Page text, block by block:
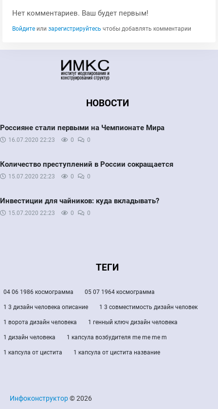
Нет комментариев. Ваш будет первым!
Войдите или зарегистрируйтесь чтобы добавлять комментарии
НОВОСТИ
Россияне стали первыми на Чемпионате Мира
16.07.2020 22:23 0 0
Количество преступлений в России сокращается
15.07.2020 22:23 0 0
Инвестиции для чайников: куда вкладывать?
15.07.2020 22:23 0 0
ТЕГИ
04 06 1986 космограмма 05 07 1964 космограмма
1 3 дизайн человека описание 1 3 совместимость дизайн человек
1 ворота дизайн человека 1 генный ключ дизайн человека
1 дизайн человека 1 капсула возбудителя me me me m
1 капсула от цистита 1 капсула от цистита название
Инфоконструктор© 2026